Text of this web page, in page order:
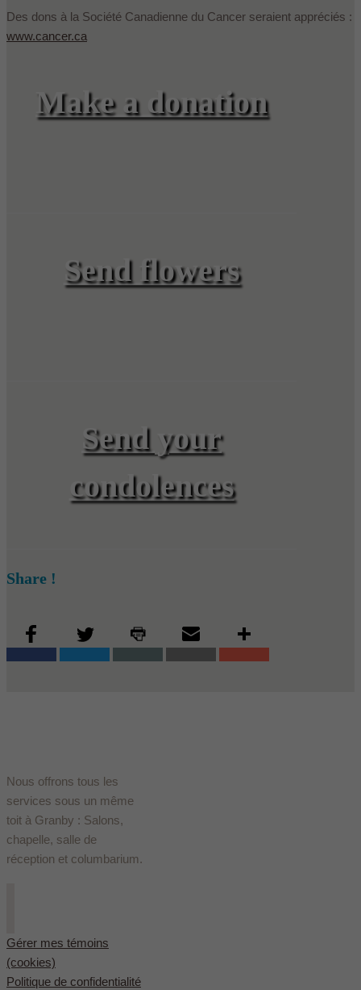
Des dons à la Société Canadienne du Cancer seraient appréciés :
www.cancer.ca
Make a donation
Send flowers
Send your
condolences
Share !
Nous offrons tous les
services sous un même
toit à Granby : Salons,
chapelle, salle de
réception et columbarium.
Gérer mes témoins
(cookies)
Politique de confidentialité